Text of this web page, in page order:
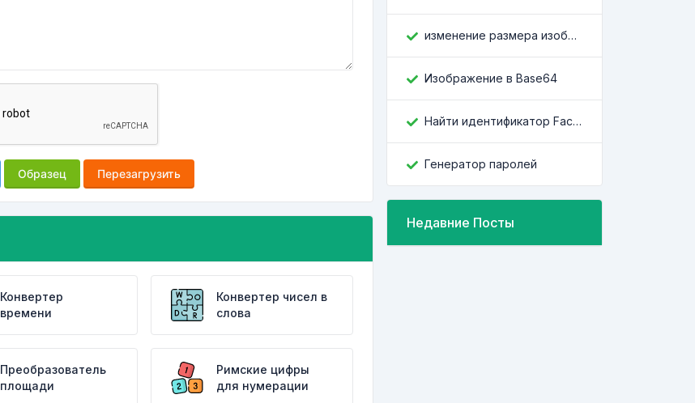
Образец Перезагрузить
Конвертер
времени
Конвертер чисел в
слова
Преобразователь
площади
Римские цифры
для нумерации
изменение размера изображения
Изображение в Base64
Найти идентификатор Facebook
Генератор паролей
Недавние Посты